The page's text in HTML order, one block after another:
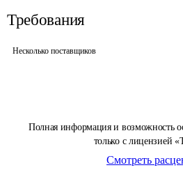
Полная информация и возможность
только с лицензией
Смотреть
Требования
Несколько поставщиков